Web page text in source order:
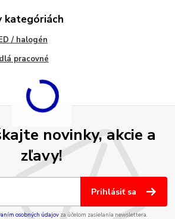
kategóriách
/ halogén
pracovné
novinky, akcie a
zľavy!
Prihlásiť sa
osobných údajov za účelom zasielania newslettera.